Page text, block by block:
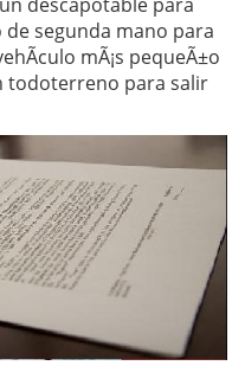
segunda mano para
mÃ¡s pequeÃ±o
todoterreno para salir